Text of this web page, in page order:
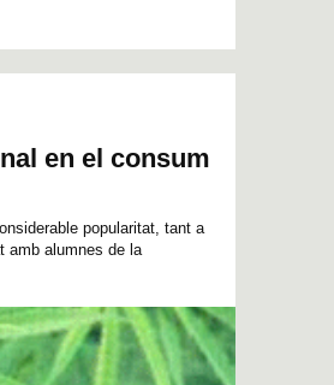
en el consum
popularitat, tant a
amb alumnes de la